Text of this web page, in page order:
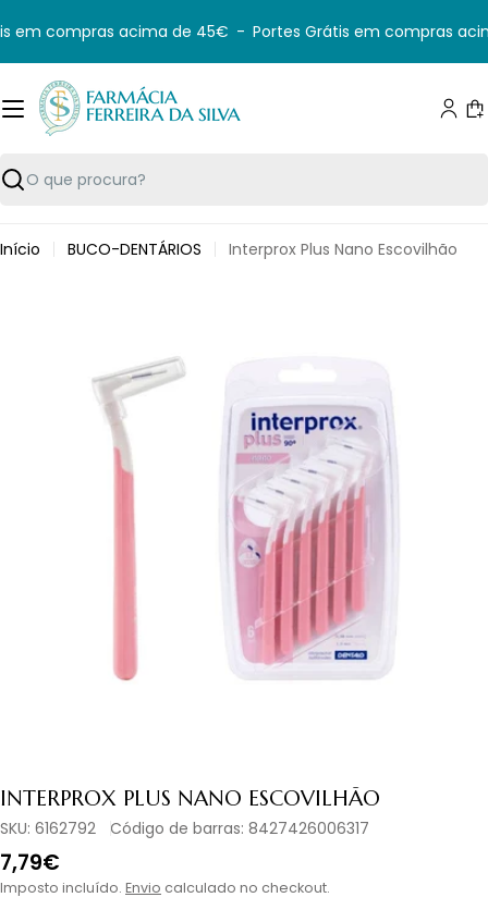
para
o
conteúdo
em compras acima de 45€ - Portes Grátis em compras
Pesquisar
Início BUCO-DENTÁRIOS
Interprox Plus Nano Escovilhão
INTERPROX PLUS NANO ESCOVILHÃO
SKU: 6162792 Código de barras: 8427426006317
Preço
normal
7,79€
Imposto incluído. Envio calculado no checkout.